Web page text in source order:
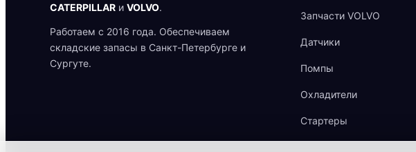
CATERPILLAR и VOLVO.
Работаем с 2016 года. Обеспечиваем
складские запасы в Санкт-Петербурге и
Сургуте.
Запчасти VOLVO
Датчики
Помпы
Охладители
Стартеры